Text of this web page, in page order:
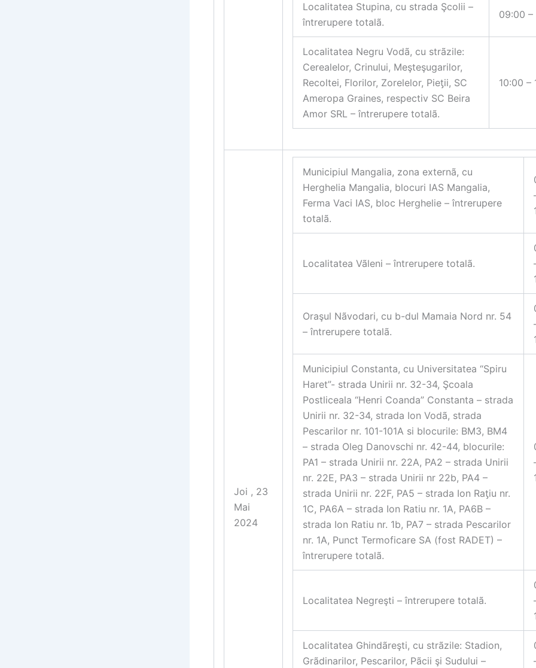
Localitatea Stupina, cu strada Şcolii –
întrerupere totalã.
09:00 –
Localitatea Negru Vodã, cu strãzile:
Cerealelor, Crinului, Meşteşugarilor,
Recoltei, Florilor, Zorelelor, Pieƫii, SC
Ameropa Graines, respectiv SC Beira
Amor SRL – întrerupere totalã.
10:00 –
Joi , 23
Mai
2024
Municipiul Mangalia, zona externã, cu
Herghelia Mangalia, blocuri IAS Mangalia,
Ferma Vaci IAS, bloc Herghelie – întrerupere
totalã.
Localitatea Vãleni – întrerupere totalã.
Oraşul Nãvodari, cu b-dul Mamaia Nord nr. 54
– întrerupere totalã.
Municipiul Constanta, cu Universitatea “Spiru
Haret”- strada Unirii nr. 32-34, Şcoala
Postliceala “Henri Coanda” Constanta – strada
Unirii nr. 32-34, strada Ion Vodã, strada
Pescarilor nr. 101-101A si blocurile: BM3, BM4
– strada Oleg Danovschi nr. 42-44, blocurile:
PA1 – strada Unirii nr. 22A, PA2 – strada Unirii
nr. 22E, PA3 – strada Unirii nr 22b, PA4 –
strada Unirii nr. 22F, PA5 – strada Ion Raƫiu nr.
1C, PA6A – strada Ion Ratiu nr. 1A, PA6B –
strada Ion Ratiu nr. 1b, PA7 – strada Pescarilor
nr. 1A, Punct Termoficare SA (fost RADET) –
întrerupere totalã.
Localitatea Negreşti – întrerupere totalã.
Localitatea Ghindãreşti, cu strãzile: Stadion,
Grãdinarilor, Pescarilor, Pãcii şi Sudului –